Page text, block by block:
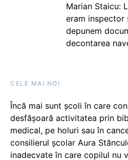
Marian Staicu:
eram inspector
depunem
decontarea
CELE MAI NOI
Încă mai sunt școli în care
desfășoară activitatea prin
medical, pe holuri sau în
consilierul școlar Aura
inadecvate în care copilul nu